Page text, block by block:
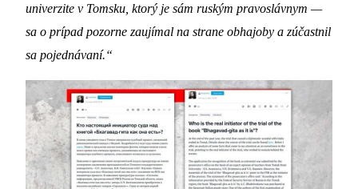
univerzite v Tomsku, ktorý je sám ruským pravoslávnym —
sa o prípad pozorne zaujímal na strane obhajoby a zúčastnil
sa pojednávaní.“